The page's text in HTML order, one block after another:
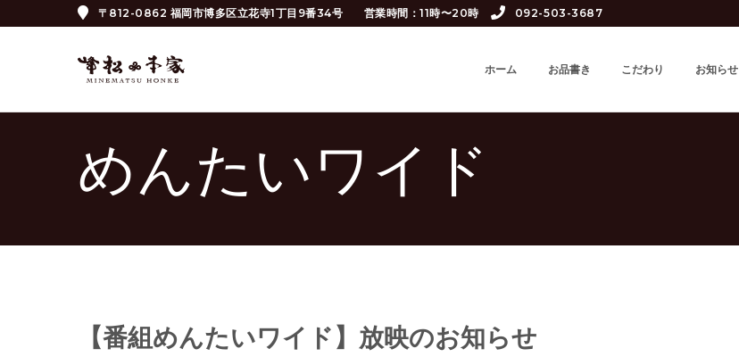
〒812-0862 福岡市博多区立花寺1丁目9番34号 営業時間：11時〜20時 092-503-3687
ホーム お品書き こだわり お知らせ
めんたいワイド
【番組めんたいワイド】放映のお知らせ